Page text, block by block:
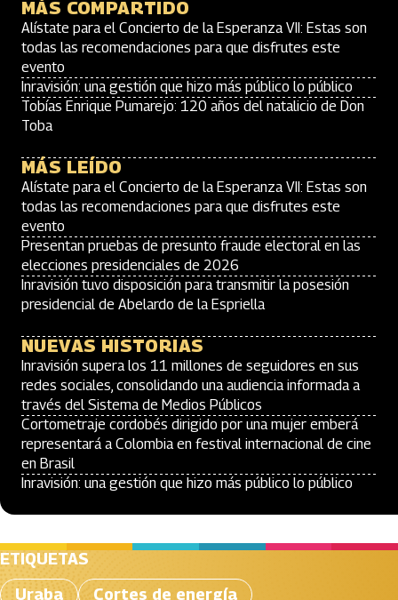
MÁS COMPARTIDO
Alístate para el Concierto de la Esperanza VII: Estas son
todas las recomendaciones para que disfrutes este
evento
Inravisión: una gestión que hizo más público lo público
Tobías Enrique Pumarejo: 120 años del natalicio de Don
Toba
MÁS LEÍDO
Alístate para el Concierto de la Esperanza VII: Estas son
todas las recomendaciones para que disfrutes este
evento
Presentan pruebas de presunto fraude electoral en las
elecciones presidenciales de 2026
Inravisión tuvo disposición para transmitir la posesión
presidencial de Abelardo de la Espriella
NUEVAS HISTORIAS
Inravisión supera los 11 millones de seguidores en sus
redes sociales, consolidando una audiencia informada a
través del Sistema de Medios Públicos
Cortometraje cordobés dirigido por una mujer emberá
representará a Colombia en festival internacional de cine
en Brasil
Inravisión: una gestión que hizo más público lo público
ETIQUETAS
Uraba
Cortes de energía